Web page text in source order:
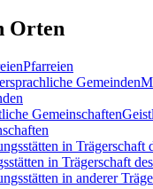
Orten
Pfarreien
in Trägerschaft